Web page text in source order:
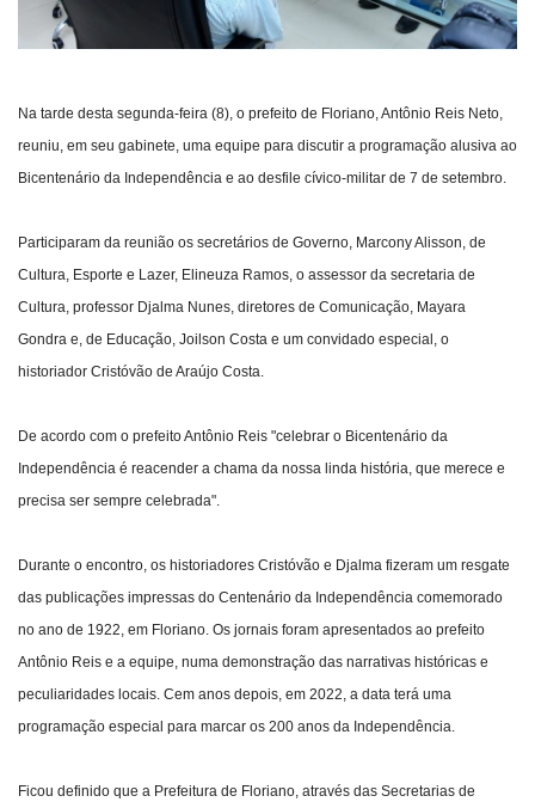
Na tarde desta segunda-feira (8), o prefeito de Floriano, Antônio Reis Neto,
reuniu, em seu gabinete, uma equipe para discutir a programação alusiva ao
Bicentenário da Independência e ao desfile cívico-militar de 7 de setembro.
Participaram da reunião os secretários de Governo, Marcony Alisson, de
Cultura, Esporte e Lazer, Elineuza Ramos, o assessor da secretaria de
Cultura, professor Djalma Nunes, diretores de Comunicação, Mayara
Gondra e, de Educação, Joilson Costa e um convidado especial, o
historiador Cristóvão de Araújo Costa.
De acordo com o prefeito Antônio Reis "celebrar o Bicentenário da
Independência é reacender a chama da nossa linda história, que merece e
precisa ser sempre celebrada".
Durante o encontro, os historiadores Cristóvão e Djalma fizeram um resgate
das publicações impressas do Centenário da Independência comemorado
no ano de 1922, em Floriano. Os jornais foram apresentados ao prefeito
Antônio Reis e a equipe, numa demonstração das narrativas históricas e
peculiaridades locais. Cem anos depois, em 2022, a data terá uma
programação especial para marcar os 200 anos da Independência.
Ficou definido que a Prefeitura de Floriano, através das Secretarias de